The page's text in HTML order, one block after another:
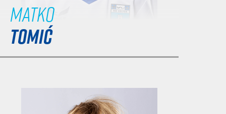
Matko
TOMIĆ